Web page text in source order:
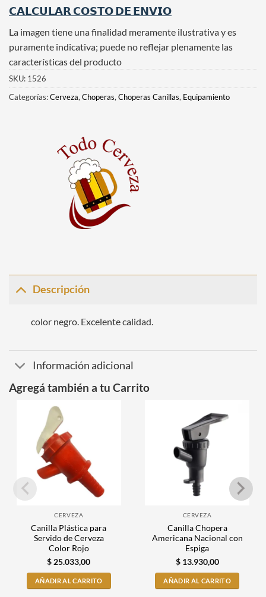
𝗖𝗔𝗟𝗖𝗨𝗟𝗔𝗥 𝗖𝗢𝗦𝗧𝗢 𝗗𝗘 𝗘𝗡𝗩𝗜𝗢
La imagen tiene una finalidad meramente ilustrativa y es
puramente indicativa; puede no reflejar plenamente las
características del producto
SKU: 1526
Categorías:Cerveza, Choperas, Choperas Canillas, Equipamiento
Descripción
color negro. Excelente calidad.
Información adicional
Agregá también a tu Carrito
CERVEZA
Canilla Plástica para
Servido de Cerveza
Color Rojo
$25.033,00
AÑADIR AL CARRITO
CERVEZA
Canilla Chopera
Americana Nacional con
Espiga
$13.930,00
AÑADIR AL CARRITO